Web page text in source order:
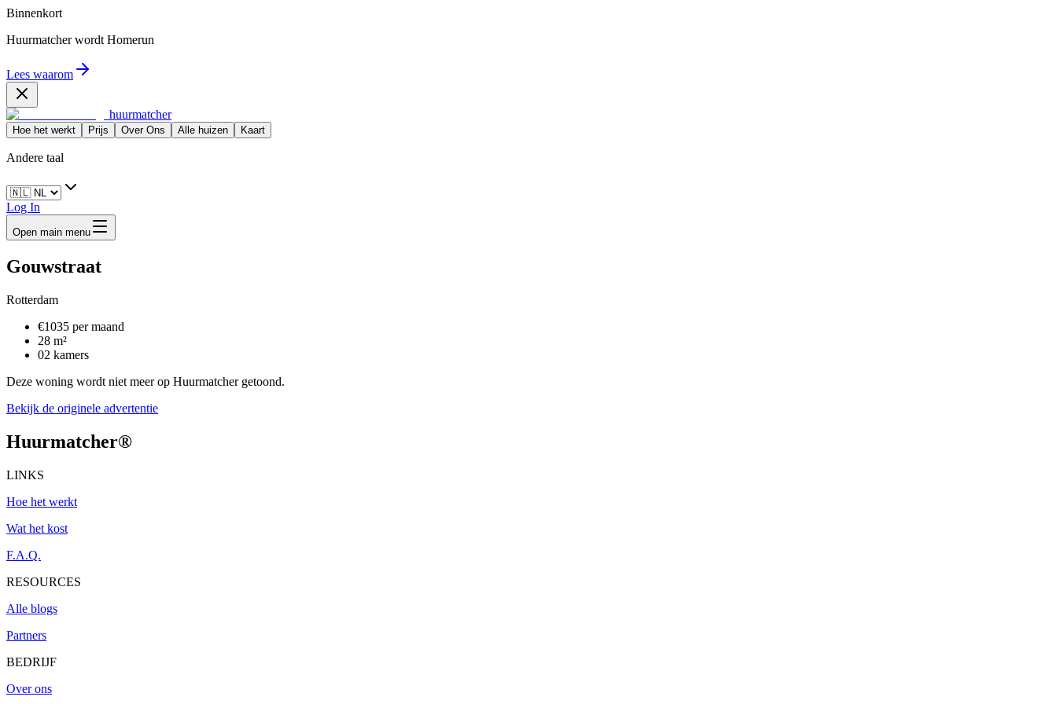
Binnenkort
Huurmatcher wordt Homerun
Lees waarom
huurmatcher
Hoe het werkt Prijs Over Ons Alle huizen Kaart
Andere taal
Log In
Open main menu
Gouwstraat
Rotterdam
€1035 per maand
28 m²
02 kamers
Deze woning wordt niet meer op Huurmatcher getoond.
Bekijk de originele advertentie
Huurmatcher®
LINKS
Hoe het werkt
Wat het kost
F.A.Q.
RESOURCES
Alle blogs
Partners
BEDRIJF
Over ons